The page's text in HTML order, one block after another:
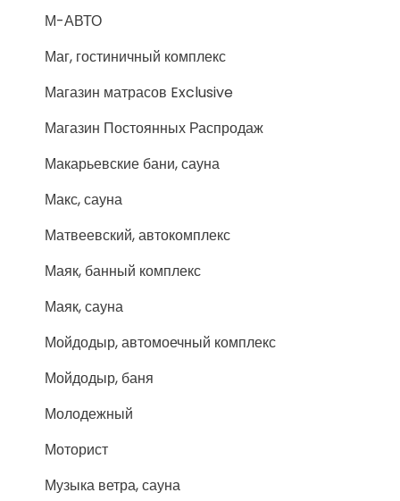
М-АВТО
Маг, гостиничный комплекс
Магазин матрасов Exclusive
Магазин Постоянных Распродаж
Макарьевские бани, сауна
Макс, сауна
Матвеевский, автокомплекс
Маяк, банный комплекс
Маяк, сауна
Мойдодыр, автомоечный комплекс
Мойдодыр, баня
Молодежный
Моторист
Музыка ветра, сауна